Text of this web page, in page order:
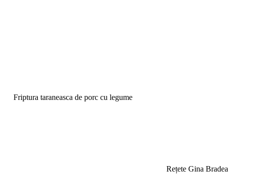
Friptura taraneasca de porc cu legume
Rețete Gina Bradea